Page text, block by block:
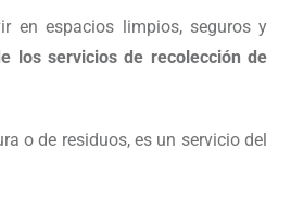
en espacios limpios, seguros y
los servicios de recolección de
o de residuos, es un servicio del